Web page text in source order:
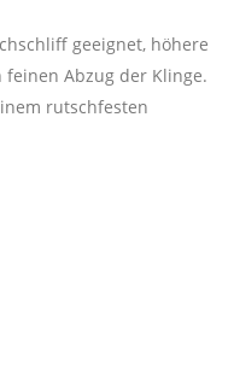
geeignet, höhere
Abzug der Klinge.
rutschfesten